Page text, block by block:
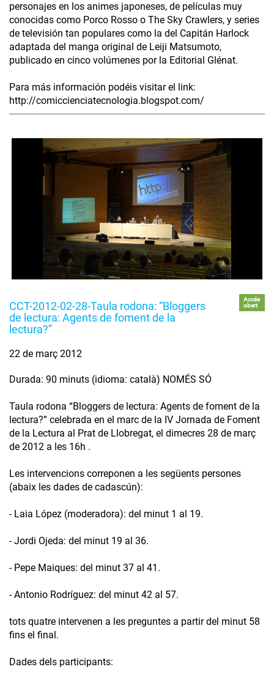
personajes en los animes japoneses, de películas muy
conocidas como Porco Rosso o The Sky Crawlers, y series
de televisión tan populares como la del Capitán Harlock
adaptada del manga original de Leiji Matsumoto,
publicado en cinco volúmenes por la Editorial Glénat.
Para más información podéis visitar el link:
http://comiccienciatecnologia.blogspot.com/
CCT-2012-02-28-Taula rodona: “Bloggers
de lectura: Agents de foment de la
lectura?”
Accés
obert
22 de març 2012
Durada: 90 minuts (idioma: català) NOMÉS SÓ
Taula rodona “Bloggers de lectura: Agents de foment de la
lectura?” celebrada en el marc de la IV Jornada de Foment
de la Lectura al Prat de Llobregat, el dimecres 28 de març
de 2012 a les 16h .
Les intervencions correponen a les següents persones
(abaix les dades de cadascún):
- Laia López (moderadora): del minut 1 al 19.
- Jordi Ojeda: del minut 19 al 36.
- Pepe Maiques: del minut 37 al 41.
- Antonio Rodríguez: del minut 42 al 57.
tots quatre intervenen a les preguntes a partir del minut 58
fins el final.
Dades dels participants: